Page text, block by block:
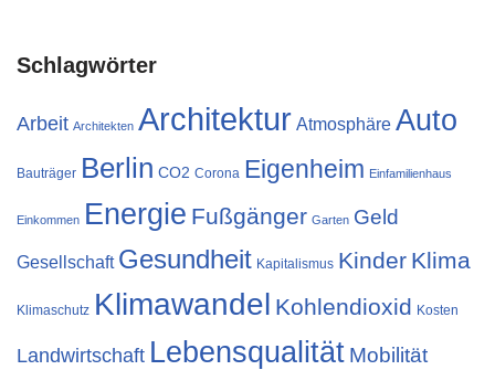
Schlagwörter
Arbeit Architekten Architektur Atmosphäre Auto
Bauträger Berlin CO2 Corona Eigenheim Einfamilienhaus
Einkommen Energie Fußgänger Garten Geld
Gesellschaft Gesundheit Kapitalismus Kinder Klima
Klimaschutz Klimawandel Kohlendioxid Kosten
Landwirtschaft Lebensqualität Mobilität